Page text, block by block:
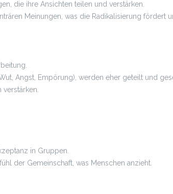
die ihre Ansichten teilen und verstärken.
Meinungen, was die Radikalisierung fördert
Angst, Empörung), werden eher geteilt und
verstärken.
in Gruppen.
der Gemeinschaft, was Menschen anzieht.